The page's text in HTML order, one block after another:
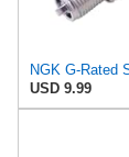
USD 9.99